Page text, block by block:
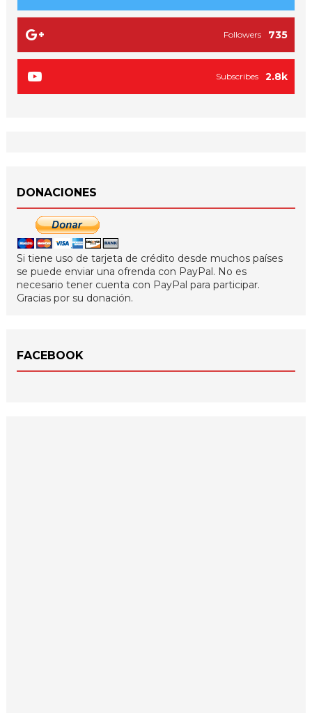
735
Followers
2.8k
Subscribes
DONACIONES
Si tiene uso de tarjeta de crédito desde muchos países
se puede enviar una ofrenda con PayPal. No es
necesario tener cuenta con PayPal para participar.
Gracias por su donación.
FACEBOOK